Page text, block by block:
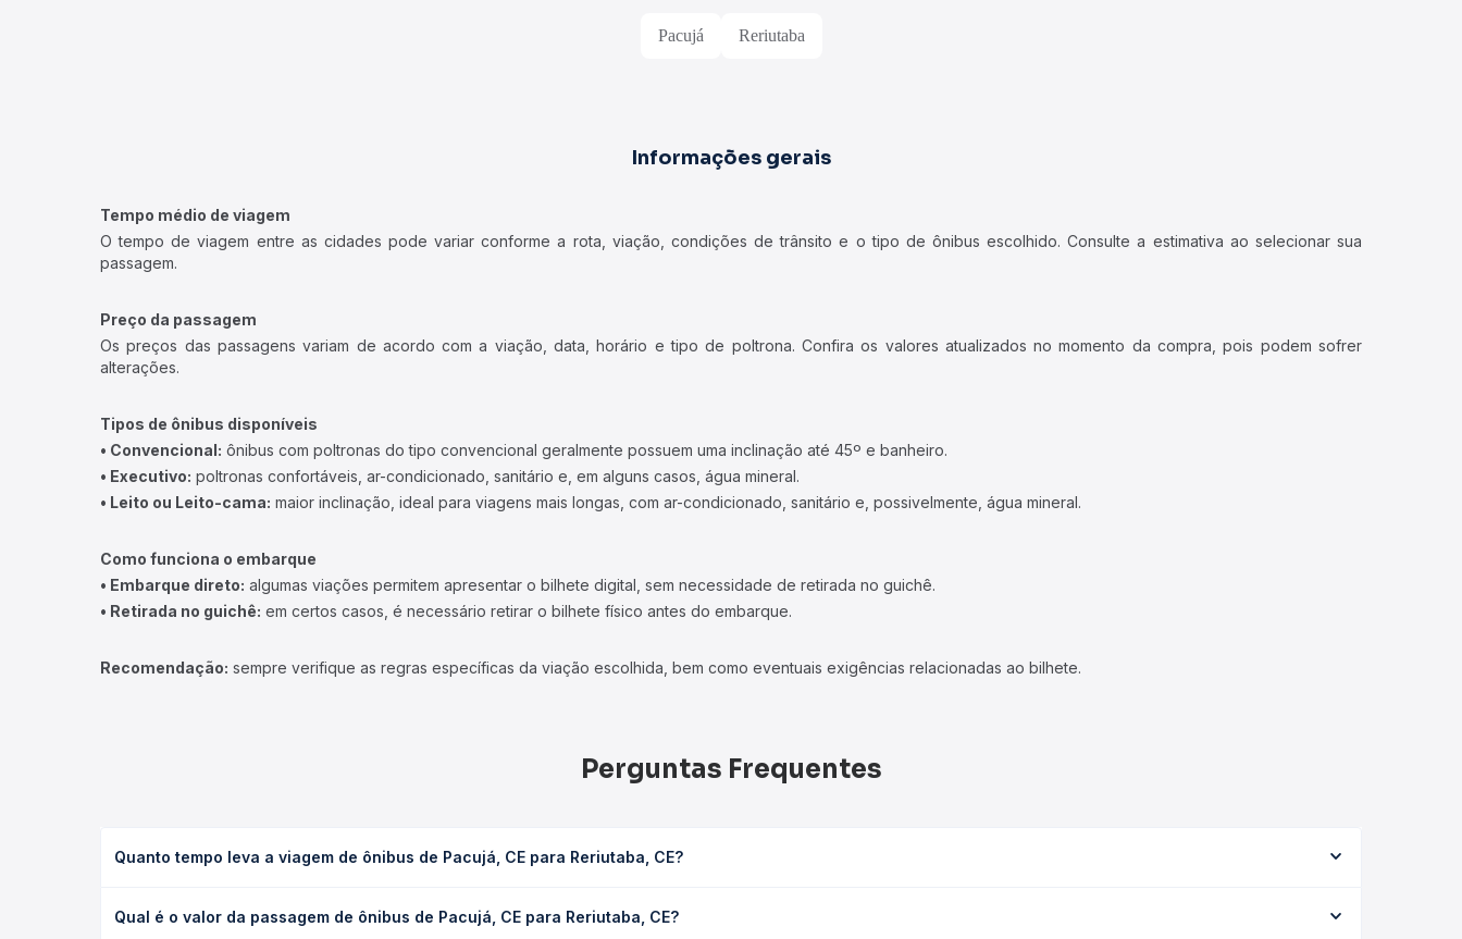
Pacujá Reriutaba
Informações gerais
Tempo médio de viagem
O tempo de viagem entre as cidades pode variar conforme a rota, viação, condições de trânsito e o tipo de ônibus escolhido. Consulte a estimativa ao selecionar sua
passagem.
Preço da passagem
Os preços das passagens variam de acordo com a viação, data, horário e tipo de poltrona. Confira os valores atualizados no momento da compra, pois podem sofrer
alterações.
Tipos de ônibus disponíveis
• Convencional: ônibus com poltronas do tipo convencional geralmente possuem uma inclinação até 45º e banheiro.
• Executivo: poltronas confortáveis, ar-condicionado, sanitário e, em alguns casos, água mineral.
• Leito ou Leito-cama: maior inclinação, ideal para viagens mais longas, com ar-condicionado, sanitário e, possivelmente, água mineral.
Como funciona o embarque
• Embarque direto: algumas viações permitem apresentar o bilhete digital, sem necessidade de retirada no guichê.
• Retirada no guichê: em certos casos, é necessário retirar o bilhete físico antes do embarque.
Recomendação: sempre verifique as regras específicas da viação escolhida, bem como eventuais exigências relacionadas ao bilhete.
Perguntas Frequentes
Quanto tempo leva a viagem de ônibus de Pacujá, CE para Reriutaba, CE?
condições de tráfego. Na Quero Passagem você consulta os horários disponíveis e vê a duração exata de cada opção na data desejada.
Qual é o valor da passagem de ônibus de Pacujá, CE para Reriutaba, CE?